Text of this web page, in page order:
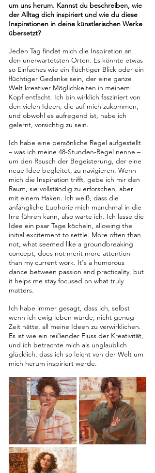
um uns herum. Kannst du beschreiben, wie
der Alltag dich inspiriert und wie du diese
Inspirationen in deine künstlerischen Werke
übersetzt?
Jeden Tag findet mich die Inspiration an
den unerwartetsten Orten. Es könnte etwas
so Einfaches wie ein flüchtiger Blick oder ein
flüchtiger Gedanke sein, der eine ganze
Welt kreativer Möglichkeiten in meinem
Kopf entfacht. Ich bin wirklich fasziniert von
den vielen Ideen, die auf mich zukommen,
und obwohl es aufregend ist, habe ich
gelernt, vorsichtig zu sein.
Ich habe eine persönliche Regel aufgestellt
– was ich meine 48-Stunden-Regel nenne –
um den Rausch der Begeisterung, der eine
neue Idee begleitet, zu navigieren. Wenn
mich die Inspiration trifft, gebe ich mir den
Raum, sie vollständig zu erforschen, aber
mit einem Haken. Ich weiß, dass die
anfängliche Euphorie mich manchmal in die
Irre führen kann, also warte ich. Ich lasse die
Idee ein paar Tage köcheln, allowing the
initial excitement to settle. More often than
not, what seemed like a groundbreaking
concept, does not merit more attention
than my current work. It's a humorous
dance between passion and practicality, but
it helps me stay focused on what truly
matters.
Ich habe immer gesagt, dass ich, selbst
wenn ich ewig leben würde, nicht genug
Zeit hätte, all meine Ideen zu verwirklichen.
Es ist wie ein reißender Fluss der Kreativität,
und ich betrachte mich als unglaublich
glücklich, dass ich so leicht von der Welt um
mich herum inspiriert werde.